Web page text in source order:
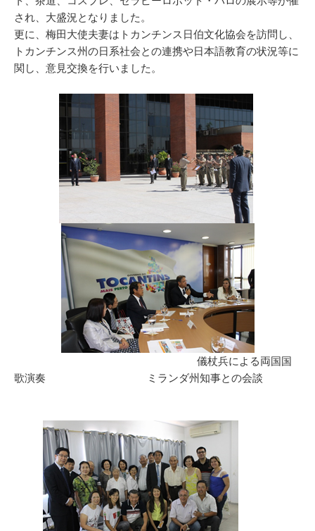
され、大盛況となりました。
更に、梅田大使夫妻はトカンチンス日伯文化協会を訪問し、
トカンチンス州の日系社会との連携や日本語教育の状況等に
関し、意見交換を行いました。
儀杖兵による両国国
歌演奏 ミランダ州知事との会談